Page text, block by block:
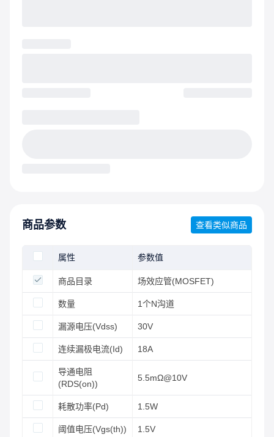
商品参数 查看类似商品
属性 参数值
商品目录 场效应管(MOSFET)
数量 1个N沟道
漏源电压(Vdss) 30V
连续漏极电流(Id) 18A
导通电阻
(RDS(on))
5.5mΩ@10V
耗散功率(Pd) 1.5W
阈值电压(Vgs(th)) 1.5V